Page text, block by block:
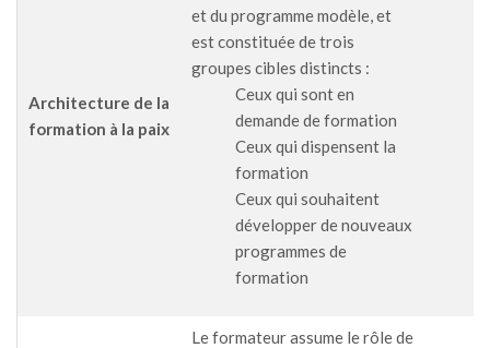
Architecture de la
formation à la paix
et du programme modèle, et
est constituée de trois
groupes cibles distincts :
Ceux qui sont en
demande de formation
Ceux qui dispensent la
formation
Ceux qui souhaitent
développer de nouveaux
programmes de
formation
Le formateur assume le rôle de